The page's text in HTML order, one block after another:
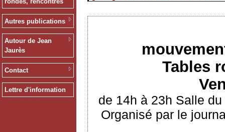
Autres publications
Autour de Jean
Jaurès
Contact
Lettre d'information
Tables
de 14h à 23h Salle
Organisé par le